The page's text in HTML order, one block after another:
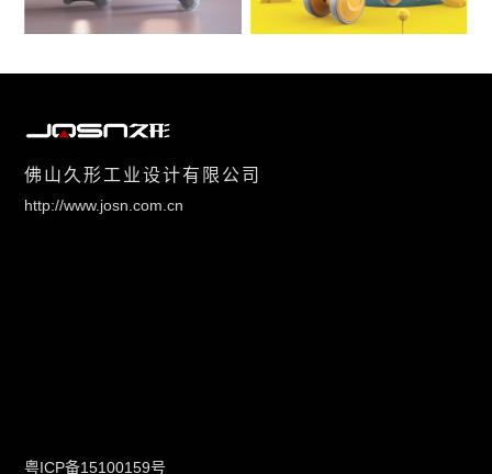
佛山久形工业设计有限公司
http://www.josn.com.cn
粤ICP备15100159号